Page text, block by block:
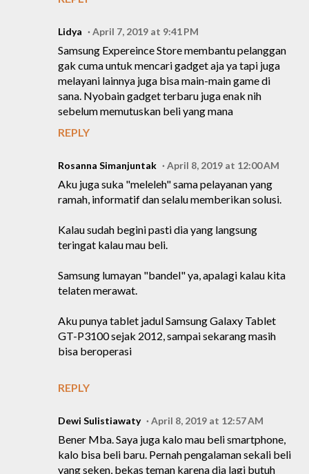
Lidya April 7, 2019 at 9:41 PM
Samsung Expereince Store membantu pelanggan
gak cuma untuk mencari gadget aja ya tapi juga
melayani lainnya juga bisa main-main game di
sana. Nyobain gadget terbaru juga enak nih
sebelum memutuskan beli yang mana
REPLY
Rosanna Simanjuntak April 8, 2019 at 12:00 AM
Aku juga suka "meleleh" sama pelayanan yang
ramah, informatif dan selalu memberikan solusi.
Kalau sudah begini pasti dia yang langsung
teringat kalau mau beli.
Samsung lumayan "bandel" ya, apalagi kalau kita
telaten merawat.
Aku punya tablet jadul Samsung Galaxy Tablet
GT-P3100 sejak 2012, sampai sekarang masih
bisa beroperasi
REPLY
Dewi Sulistiawaty April 8, 2019 at 12:57 AM
Bener Mba. Saya juga kalo mau beli smartphone,
kalo bisa beli baru. Pernah pengalaman sekali beli
yang seken, bekas teman karena dia lagi butuh